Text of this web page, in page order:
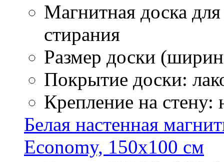
Магнитная доска
стирания
Размер доски
Покрытие доски:
Крепление на стену:
Белая настенная
Economy, 150х100 см